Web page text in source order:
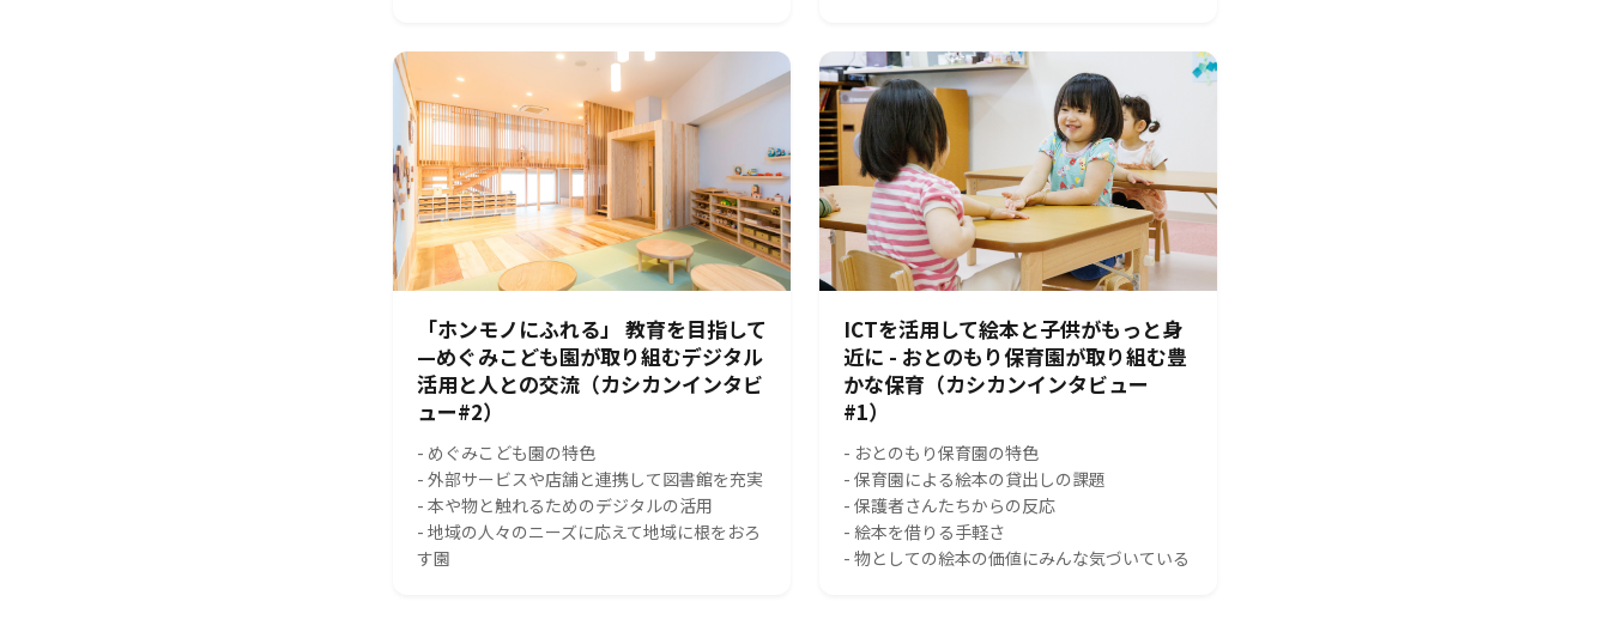
「ホンモノにふれる」 教育を目指して
—めぐみこども園が取り組むデジタル
活用と人との交流（カシカンインタビ
ュー#2）
- めぐみこども園の特色
- 外部サービスや店舗と連携して図書館を充実
- 本や物と触れるためのデジタルの活用
- 地域の人々のニーズに応えて地域に根をおろ
す園
ICTを活用して絵本と子供がもっと身
近に - おとのもり保育園が取り組む豊
かな保育（カシカンインタビュー
#1）
- おとのもり保育園の特色
- 保育園による絵本の貸出しの課題
- 保護者さんたちからの反応
- 絵本を借りる手軽さ
- 物としての絵本の価値にみんな気づいている